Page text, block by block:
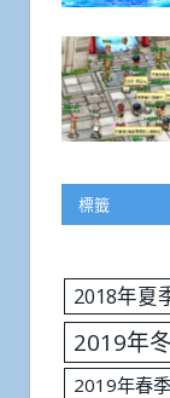
標籤
2018年夏
2019年
2019年春